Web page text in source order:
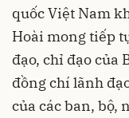
quốc Việt Nam
Hoài mong tiếp
đạo, chỉ đạo của
đồng chí lãnh
của các ban, bộ,